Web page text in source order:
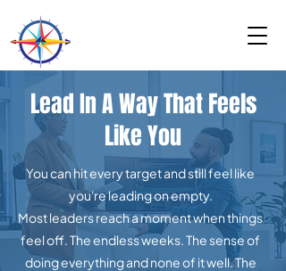
Lead In A Way That Feels
Like You
You can hit every target and still feel like
you're leading on empty.
Most leaders reach a moment when things
feel off. The endless weeks. The sense of
doing everything and none of it well. The